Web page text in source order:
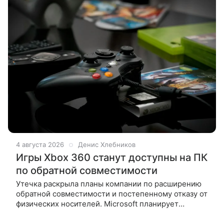
4 августа 2026 Денис Хлебников
Игры Xbox 360 станут доступны на ПК
по обратной совместимости
Утечка раскрыла планы компании по расширению
обратной совместимости и постепенному отказу от
физических носителей. Microsoft планирует